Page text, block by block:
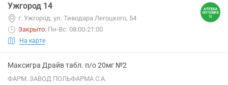
Ужгород 14
г. Ужгород, ул. Тиводара Легоцкого, 54
Закрыто. Пн-Вс: 08:00-21:00
На карте
Максигра Драйв табл. п/о 20мг №2
ФАРМ. ЗАВОД ПОЛЬФАРМА С.А.